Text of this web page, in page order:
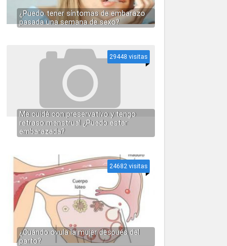
¿Puedo tener síntomas de embarazo
pasada una semana de sexo?
Me cuidé con preservativo y tengo
retraso menstrual ¿Puedo estar
embarazada?
29448 visitas
¿Cuándo ovula la mujer después del
parto?
24682 visitas